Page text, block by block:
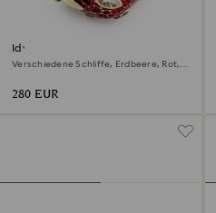
Idyllia Motivring
Verschiedene Schliffe, Erdbeere, Rot,
280 EUR